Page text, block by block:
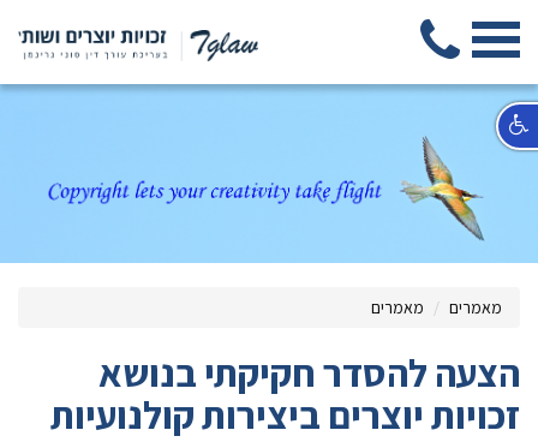
מאמרים מאמרים
הצעה להסדר חקיקתי בנושא
זכויות יוצרים ביצירות קולנועיות